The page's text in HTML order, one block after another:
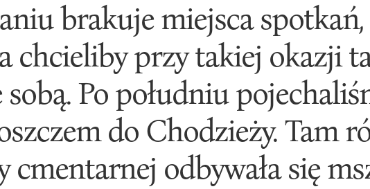
brakuje miejsca
chcieliby przy takiej okazji
Po południu
do Chodzieży. Tam
cmentarnej odbywała się